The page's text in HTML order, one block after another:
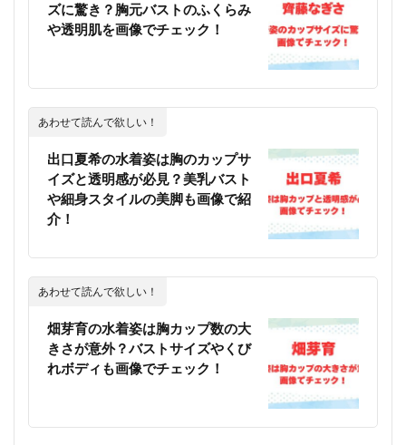
ズに驚き？胸元バストのふくらみ
や透明肌を画像でチェック！
あわせて読んで欲しい！
出口夏希の水着姿は胸のカップサ
イズと透明感が必見？美乳バスト
や細身スタイルの美脚も画像で紹
介！
あわせて読んで欲しい！
畑芽育の水着姿は胸カップ数の大
きさが意外？バストサイズやくび
れボディも画像でチェック！